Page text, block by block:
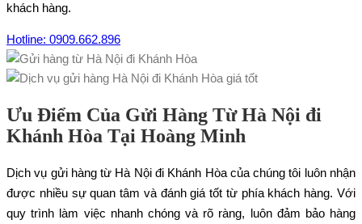
khách hàng.
Hotline: 0909.662.896
Ưu Điểm Của Gửi Hàng Từ Hà Nội đi
Khánh Hòa Tại Hoàng Minh
Dịch vụ gửi hàng từ Hà Nội đi Khánh Hòa của chúng tôi luôn nhận
được nhiều sự quan tâm và đánh giá tốt từ phía khách hàng. Với
quy trình làm việc nhanh chóng và rõ ràng, luôn đảm bảo hàng